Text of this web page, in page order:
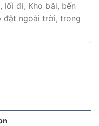
lối đi, Kho bãi, bến
đặt ngoài trời, trong